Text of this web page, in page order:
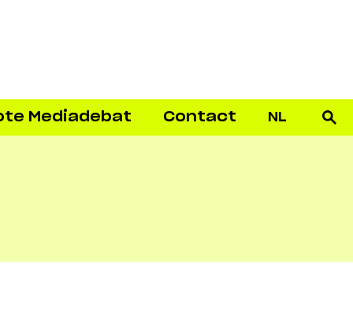
Mediadebat Contact NL